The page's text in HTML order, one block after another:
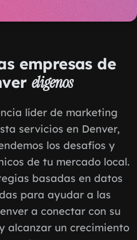
empresas de
eligenos
líder de marketing
servicios en Denver,
los desafíos y
de tu mercado local.
basadas en datos
para ayudar a las
a conectar con su
alcanzar un crecimiento